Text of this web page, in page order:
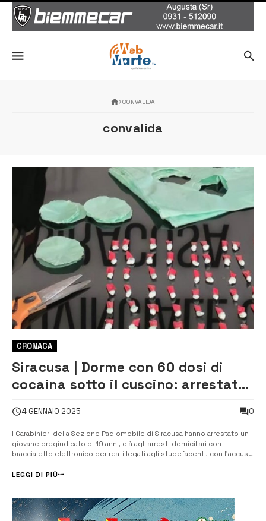
CONVALIDA
convalida
CRONACA
Siracusa | Dorme con 60 dosi di
cocaina sotto il cuscino: arrestato
4 GENNAIO 2025 0
I Carabinieri della Sezione Radiomobile di Siracusa hanno arrestato un
giovane pregiudicato di 19 anni, già agli arresti domiciliari con
braccialetto elettronico per reati legati agli stupefacenti, con l’accusa
hanno trovato circa 20 grammi di cocaina, già suddivisi in 60 do...
LEGGI DI PIÙ